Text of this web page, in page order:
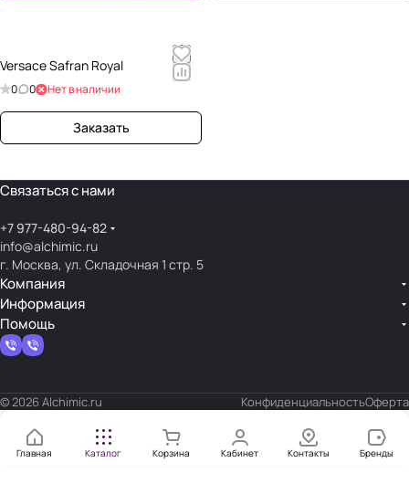
Versace Safran Royal
0 0 Нет в наличии
Заказать
Связаться с нами
+7 977-480-94-82
info@alchimic.ru
г. Москва, ул. Складочная 1 стр. 5
Компания
Информация
Помощь
© 2026 Alchimic.ru КонфиденциальностьОферта
Главная Каталог Корзина Кабинет Контакты Бренды